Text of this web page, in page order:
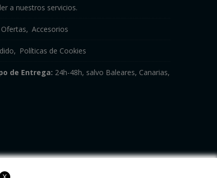
a nuestros servicios.
Accesorios
Políticas de Cookies
de Entrega: 24h-48h, salvo Baleares, Canarias,